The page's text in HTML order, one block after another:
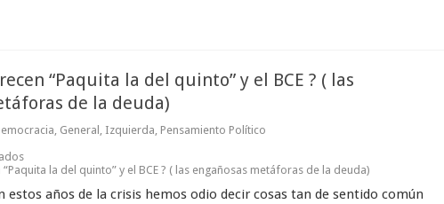
“Paquita la del quinto” y el BCE ? ( las
de la deuda)
, General , Izquierda, Pensamiento Político
“Paquita la del quinto” y el BCE ? ( las engañosas metáforas de la deuda)
estos años de la crisis hemos odio decir cosas tan de sentido común